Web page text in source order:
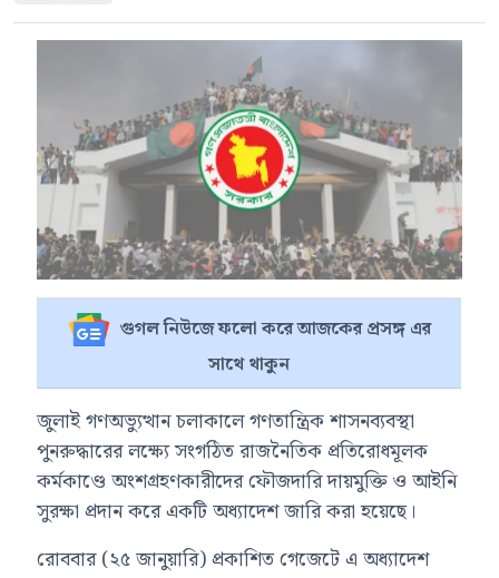
গুগল নিউজে ফলো করে আজকের প্রসঙ্গ এর
সাথে থাকুন
জুলাই গণঅভ্যুত্থান চলাকালে গণতান্ত্রিক শাসনব্যবস্থা
পুনরুদ্ধারের লক্ষ্যে সংগঠিত রাজনৈতিক প্রতিরোধমূলক
কর্মকাণ্ডে অংশগ্রহণকারীদের ফৌজদারি দায়মুক্তি ও আইনি
সুরক্ষা প্রদান করে একটি অধ্যাদেশ জারি করা হয়েছে।
রোববার (২৫ জানুয়ারি) প্রকাশিত গেজেটে এ অধ্যাদেশ